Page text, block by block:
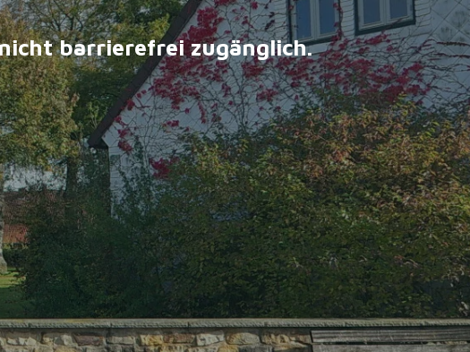
barrierefrei zugänglich.